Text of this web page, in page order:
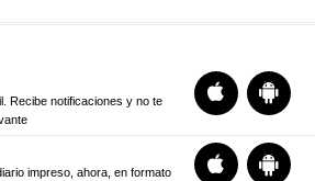
Recibe notificaciones y no te
impreso, ahora, en formato